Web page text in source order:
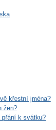
křestní jména?
žen?
přání k svátku?